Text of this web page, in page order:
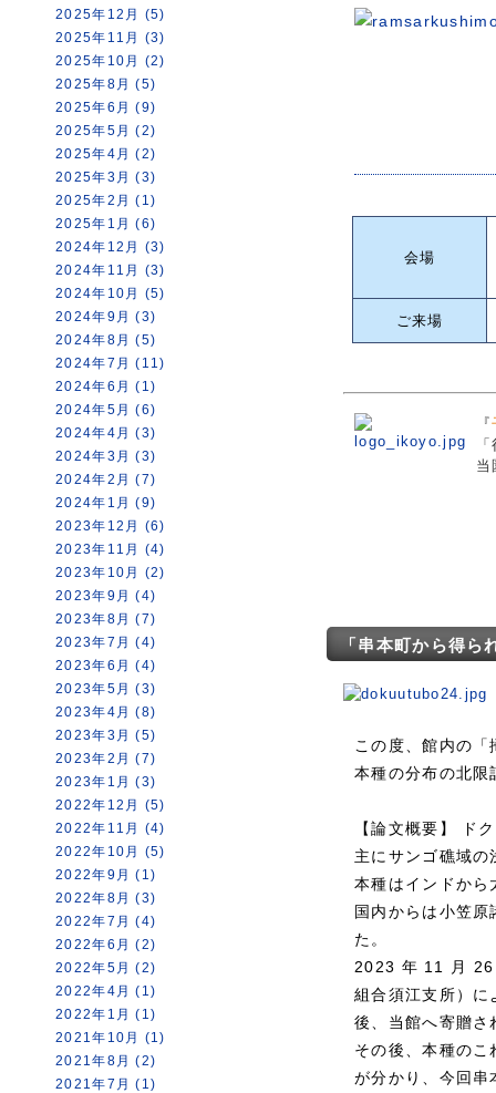
2025年12月 (5)
2025年11月 (3)
2025年10月 (2)
2025年8月 (5)
2025年6月 (9)
2025年5月 (2)
2025年4月 (2)
2025年3月 (3)
2025年2月 (1)
2025年1月 (6)
2024年12月 (3)
2024年11月 (3)
2024年10月 (5)
2024年9月 (3)
2024年8月 (5)
2024年7月 (11)
2024年6月 (1)
2024年5月 (6)
2024年4月 (3)
2024年3月 (3)
2024年2月 (7)
2024年1月 (9)
2023年12月 (6)
2023年11月 (4)
2023年10月 (2)
2023年9月 (4)
2023年8月 (7)
2023年7月 (4)
2023年6月 (4)
2023年5月 (3)
2023年4月 (8)
2023年3月 (5)
2023年2月 (7)
2023年1月 (3)
2022年12月 (5)
2022年11月 (4)
2022年10月 (5)
2022年9月 (1)
2022年8月 (3)
2022年7月 (4)
2022年6月 (2)
2022年5月 (2)
2022年4月 (1)
2022年1月 (1)
2021年10月 (1)
2021年8月 (2)
2021年7月 (1)
会場
ご来場
『
当
「串本町から得
この度、館内の
本種の分布の北限
【論文概要】 ド
主にサンゴ礁域
本種はインドから
国内からは小笠
た。
2023 年 11 月 26
組合須江支所）
後、当館へ寄贈さ
その後、本種の
が分かり、今回串